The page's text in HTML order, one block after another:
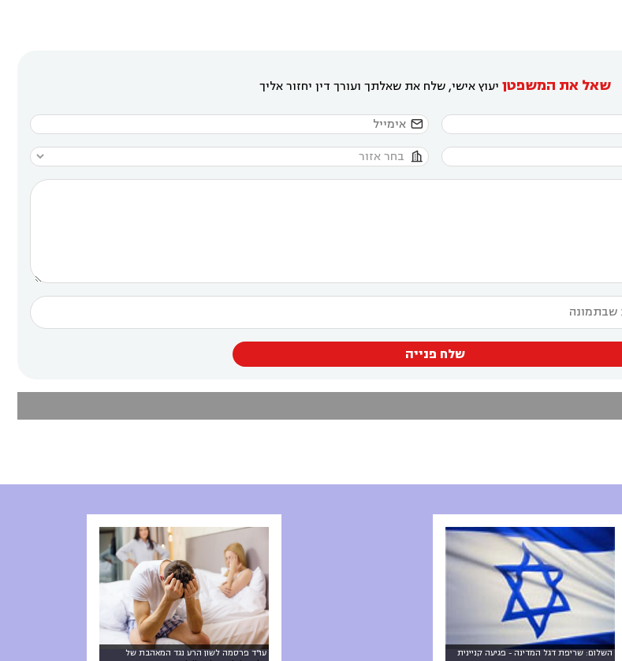
שאל את המשפטן יעוץ אישי, שלח את שאלתך ועורך דין יחזור אליך


שלח פנייה
השלום: שריפת דגל המדינה - פגיעה קניינית
עו"ד פרסמה לשון הרע נגד המאהבת של